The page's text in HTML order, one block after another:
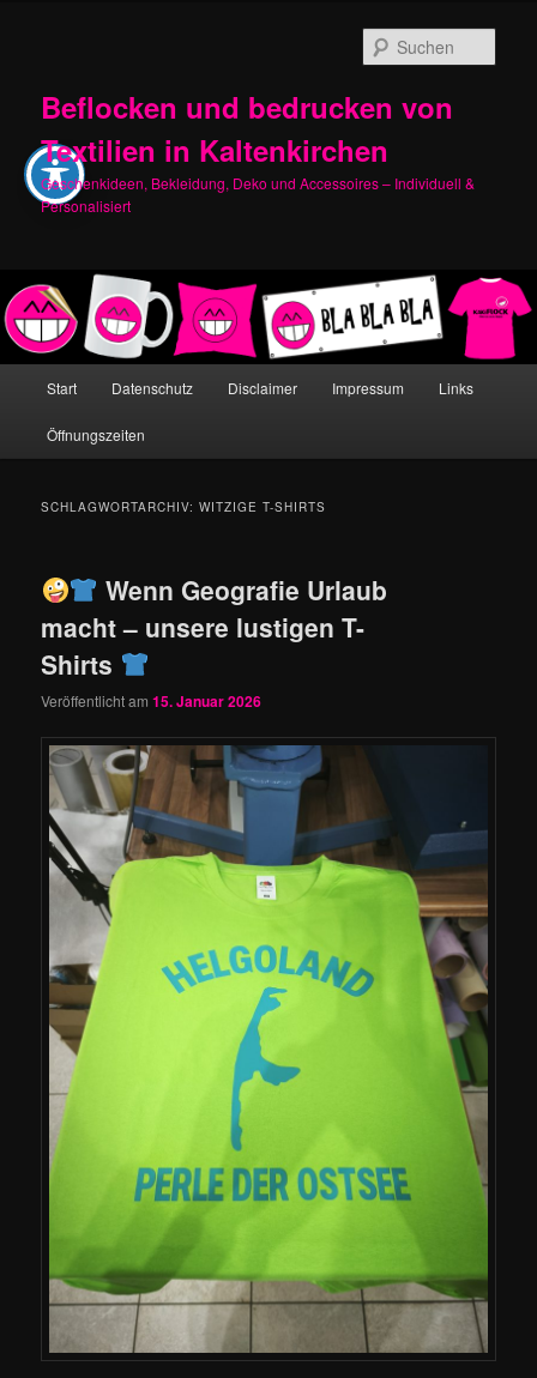
Beflocken und bedrucken von
Textilien in Kaltenkirchen
Geschenkideen, Bekleidung, Deko und Accessoires – Individuell &
Personalisiert
Start Datenschutz Disclaimer Impressum Links
Öffnungszeiten
SCHLAGWORTARCHIV:WITZIGE T-SHIRTS
Wenn Geografie Urlaub
macht – unsere lustigen T-
Shirts
Veröffentlicht am15. Januar 2026